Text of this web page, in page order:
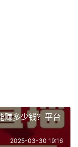
赚多少钱？平台
2025-03-30 19:16